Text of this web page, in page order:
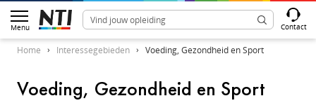
Menu Contact
Home Interessegebieden Voeding, Gezondheid en Sport
Voeding, Gezondheid en Sport